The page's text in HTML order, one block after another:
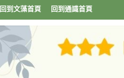
回到文藻首頁 回到通識首頁